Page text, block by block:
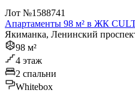
Лот №1588741
Апартаменты 98 м² в ЖК
Якиманка, Ленинский
98 м²
4 этаж
2 спальни
Whitebox